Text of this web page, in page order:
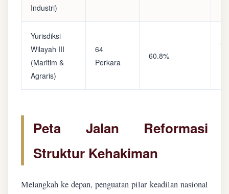
Industri)
Yurisdiksi
Wilayah III
(Maritim &
Agraris)
64
Perkara
60.8%
Peta Jalan Reformasi
Struktur Kehakiman
Melangkah ke depan, penguatan pilar keadilan nasional